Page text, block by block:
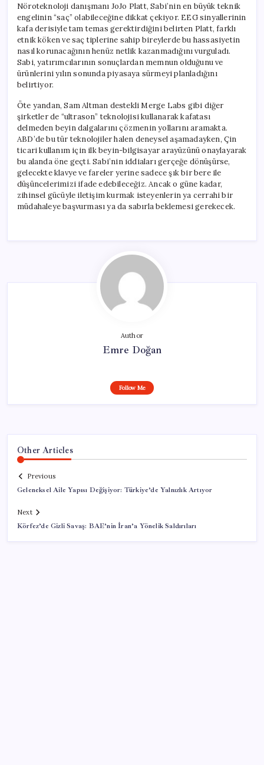
Nöroteknoloji danışmanı JoJo Platt, Sabi’nin en büyük teknik
engelinin “saç” olabileceğine dikkat çekiyor. EEG sinyallerinin
kafa derisiyle tam temas gerektirdiğini belirten Platt, farklı
etnik köken ve saç tiplerine sahip bireylerde bu hassasiyetin
nasıl korunacağının henüz netlik kazanmadığını vurguladı.
Sabi, yatırımcılarının sonuçlardan memnun olduğunu ve
ürünlerini yılın sonunda piyasaya sürmeyi planladığını
belirtiyor.
Öte yandan, Sam Altman destekli Merge Labs gibi diğer
şirketler de “ultrason” teknolojisi kullanarak kafatası
delmeden beyin dalgalarını çözmenin yollarını aramakta.
ABD’de bu tür teknolojiler halen deneysel aşamadayken, Çin
ticari kullanım için ilk beyin-bilgisayar arayüzünü onaylayarak
bu alanda öne geçti. Sabi’nin iddiaları gerçeğe dönüşürse,
gelecekte klavye ve fareler yerine sadece şık bir bere ile
düşüncelerimizi ifade edebileceğiz. Ancak o güne kadar,
zihinsel gücüyle iletişim kurmak isteyenlerin ya cerrahi bir
müdahaleye başvurması ya da sabırla beklemesi gerekecek.
Author
Emre Doğan
Follow Me
Other Articles
Previous
Geleneksel Aile Yapısı Değişiyor: Türkiye’de Yalnızlık Artıyor
Next
Körfez’de Gizli Savaş: BAE’nin İran’a Yönelik Saldırıları